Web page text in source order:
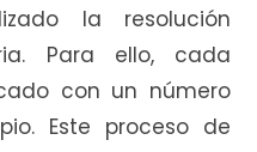
la resolución
Para ello, cada
con un número
Este proceso de